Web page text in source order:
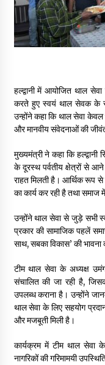
हल्द्वानी में आयोजित थाल
करते हुए स्वयं थाल सेवक के
उन्होंने कहा कि थाल सेवा
और मानवीय संवेदनाओं की
मुख्यमंत्री ने कहा कि
के दूरस्थ पर्वतीय क्षेत्रों से
राहत मिलती है। आर्थिक रूप
का कार्य कर रही है तथा
उन्होंने थाल सेवा से जुड़े सभी
प्रकार की सामाजिक पहलें
साथ, सबका विकास’ की भावना
टीम थाल सेवा के अध्यक्ष
संचालित की जा रही है,
उपलब्ध कराना है। उन्होंने
थाल सेवा के लिए सहयोग
और मजबूती मिली है।
कार्यक्रम में टीम थाल सेवा के
नागरिकों की गरिमामयी